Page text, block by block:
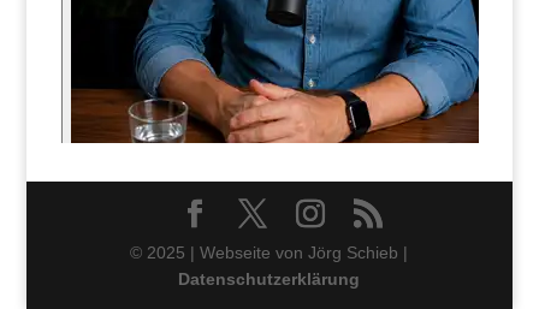
© 2025 | Webseite von Jörg Schieb |
Datenschutzerklärung